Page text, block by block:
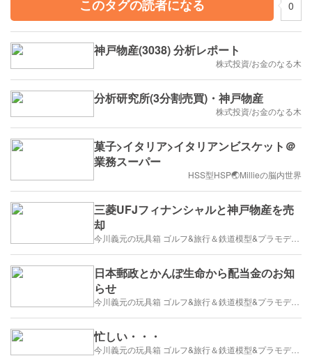
このタグの読者になる
0
神戸物産(3038) 分析レポート
株式投資/お金のなる木
分析研究所(3分割売買)・神戸物産
株式投資/お金のなる木
菓子>イタリア>イタリアンビスケット＠
業務スーパー
HSS型HSP🌏Millieの脳内世界
三菱UFJフィナンシャルと神戸物産を売
却
今川義元の玩具箱 ゴルフ&旅行＆鉄道模型&プラモデル&株式投資
日本郵政とかんぽ生命から配当金のお知
らせ
今川義元の玩具箱 ゴルフ&旅行＆鉄道模型&プラモデル&株式投資
忙しい・・・
今川義元の玩具箱 ゴルフ&旅行＆鉄道模型&プラモデル&株式投資